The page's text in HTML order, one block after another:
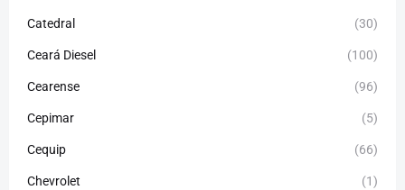
Catedral (30)
Ceará Diesel (100)
Cearense (96)
Cepimar (5)
Cequip (66)
Chevrolet (1)